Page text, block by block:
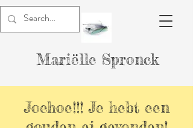
Mariëlle Spronck
Joehoe!!! Je hebt een